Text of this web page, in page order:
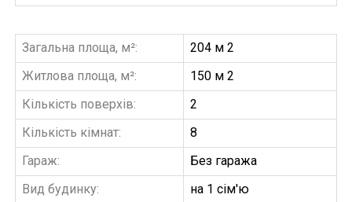
Загальна площа, м²:
204 м 2
Житлова площа, м²:
150 м 2
Кількість поверхів:
2
Кількість кімнат:
8
Гараж:
Без гаража
Вид будинку:
на 1 сім'ю